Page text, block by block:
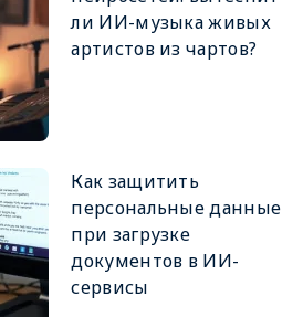
ли ИИ-музыка живых
артистов из чартов?
Как защитить
персональные данные
при загрузке
документов в ИИ-
сервисы